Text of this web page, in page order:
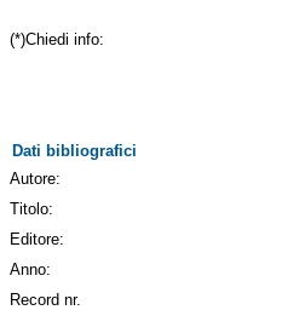
(*)Chiedi info:
Dati bibliografici
Autore:
Titolo:
Editore:
Anno:
Record nr.